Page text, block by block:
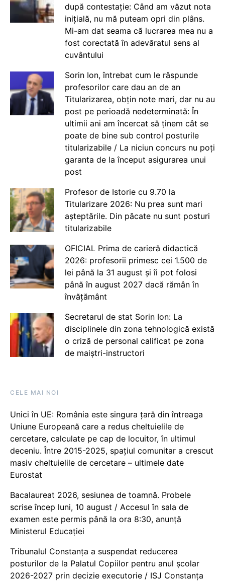
după contestație: Când am văzut nota
inițială, nu mă puteam opri din plâns.
Mi-am dat seama că lucrarea mea nu a
fost corectată în adevăratul sens al
cuvântului
Sorin Ion, întrebat cum le răspunde
profesorilor care dau an de an
Titularizarea, obțin note mari, dar nu au
post pe perioadă nedeterminată: În
ultimii ani am încercat să ținem cât se
poate de bine sub control posturile
titularizabile / La niciun concurs nu poți
garanta de la început asigurarea unui
post
Profesor de Istorie cu 9.70 la
Titularizare 2026: Nu prea sunt mari
așteptările. Din păcate nu sunt posturi
titularizabile
OFICIAL Prima de carieră didactică
2026: profesorii primesc cei 1.500 de
lei până la 31 august și îi pot folosi
până în august 2027 dacă rămân în
învățământ
Secretarul de stat Sorin Ion: La
disciplinele din zona tehnologică există
o criză de personal calificat pe zona
de maiștri-instructori
CELE MAI NOI
Unici în UE: România este singura țară din întreaga
Uniune Europeană care a redus cheltuielile de
cercetare, calculate pe cap de locuitor, în ultimul
deceniu. Între 2015-2025, spațiul comunitar a crescut
masiv cheltuielile de cercetare – ultimele date
Eurostat
Bacalaureat 2026, sesiunea de toamnă. Probele
scrise încep luni, 10 august / Accesul în sala de
examen este permis până la ora 8:30, anunță
Ministerul Educației
Tribunalul Constanța a suspendat reducerea
posturilor de la Palatul Copiilor pentru anul școlar
2026-2027 prin decizie executorie / ISJ Constanța